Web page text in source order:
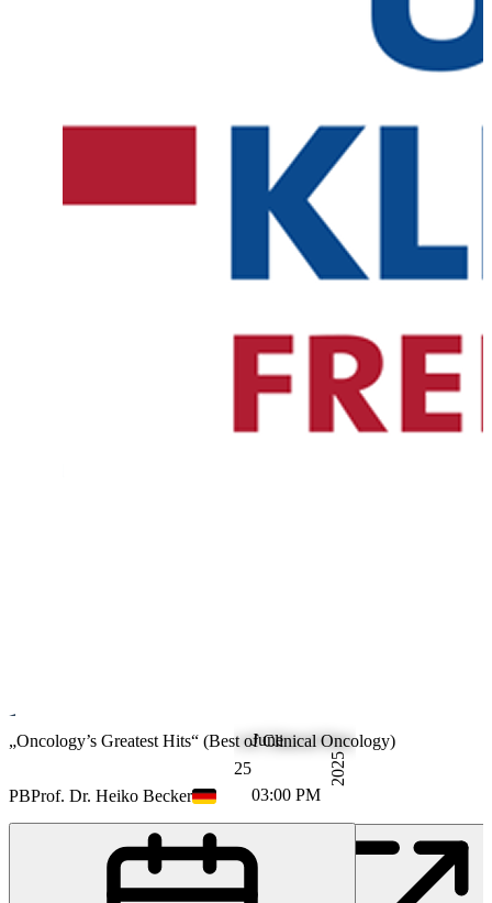
Oncology
25
June
03:00 PM
2025
„Oncology’s Greatest Hits“ (Best of Clinical Oncology)
PBProf. Dr. Heiko Becker